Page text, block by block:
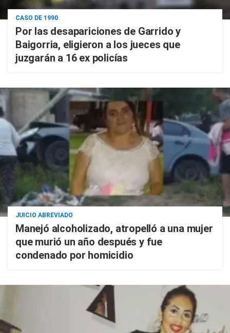
CASO DE 1990
Por las desapariciones de Garrido y
Baigorria, eligieron a los jueces que
juzgarán a 16 ex policías
JUICIO ABREVIADO
Manejó alcoholizado, atropelló a una mujer
que murió un año después y fue
condenado por homicidio